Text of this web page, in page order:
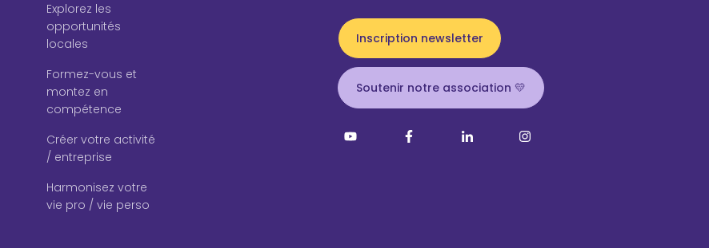
Explorez les
opportunités
locales
Formez-vous et
montez en
compétence
Créer votre activité
/ entreprise
Harmonisez votre
vie pro / vie perso
Inscription newsletter
Soutenir notre association 💛